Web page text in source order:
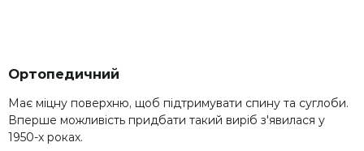
Ортопедичний
Має міцну поверхню, щоб підтримувати спину та суглоби.
Вперше можливість придбати такий виріб з'явилася у
1950-х роках.